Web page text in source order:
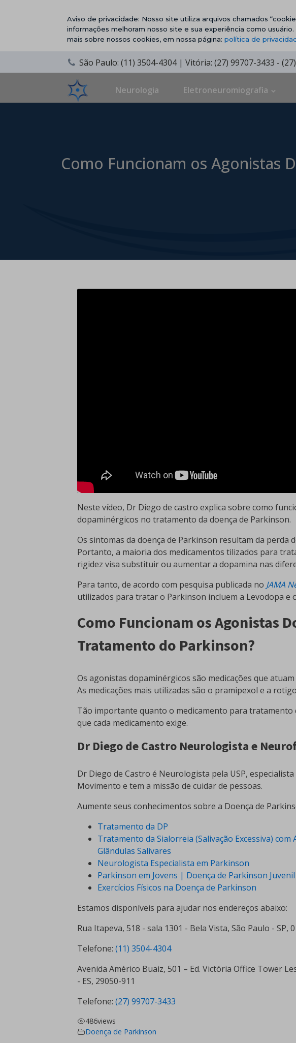
Aviso de privacidade: Nosso site utiliza arquivos chamados
informações melhoram nosso site e sua experiência como
mais sobre nossos cookies, em nossa página: política de
São Paulo: (11) 3504-4304 | Vitória: (27) 99707-3433 -
Neurologia Eletroneuromiografia
Como Funcionam os Agonistas
Neste vídeo, Dr Diego de castro explica sobre como
dopaminérgicos no tratamento da doença de Parkinson.
Os sintomas da doença de Parkinson resultam da perda
Portanto, a maioria dos medicamentos tilizados para
rigidez visa substituir ou aumentar a dopamina nas
Para tanto, de acordo com pesquisa publicada no JAMA
utilizados para tratar o Parkinson incluem a Levodopa e
Como Funcionam os Agonistas
Tratamento do Parkinson?
Os agonistas dopaminérgicos são medicações que
As medicações mais utilizadas são o pramipexol e a
Tão importante quanto o medicamento para tratamento
que cada medicamento exige.
Dr Diego de Castro Neurologista e
Dr Diego de Castro é Neurologista pela USP,
Movimento e tem a missão de cuidar de pessoas.
Aumente seus conhecimentos sobre a Doença de
Tratamento da DP
Tratamento da Sialorreia (Salivação Excessiva)
Glândulas Salivares
Neurologista Especialista em Parkinson
Parkinson em Jovens | Doença de Parkinson
Exercícios Físicos na Doença de Parkinson
Estamos disponíveis para ajudar nos endereços abaixo:
Rua Itapeva, 518 - sala 1301 - Bela Vista, São Paulo - SP,
Telefone: (11) 3504-4304
Avenida Américo Buaiz, 501 – Ed. Victória Office Tower
- ES, 29050-911
Telefone: (27) 99707-3433
486views
Doença de Parkinson